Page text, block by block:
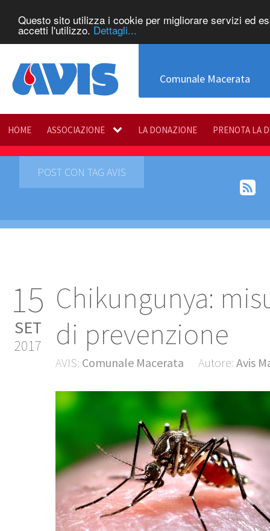
Questo sito utilizza i cookie per migliorare servizi ed
accetti l'utilizzo. Dettagli...
Comunale Macerata
HOME ASSOCIAZIONE LA DONAZIONE PRENOTA LA
POST CON TAG AVIS
15
SET
2017
Chikungunya:
di prevenzione
AVIS: Comunale Macerata Autore: Avis